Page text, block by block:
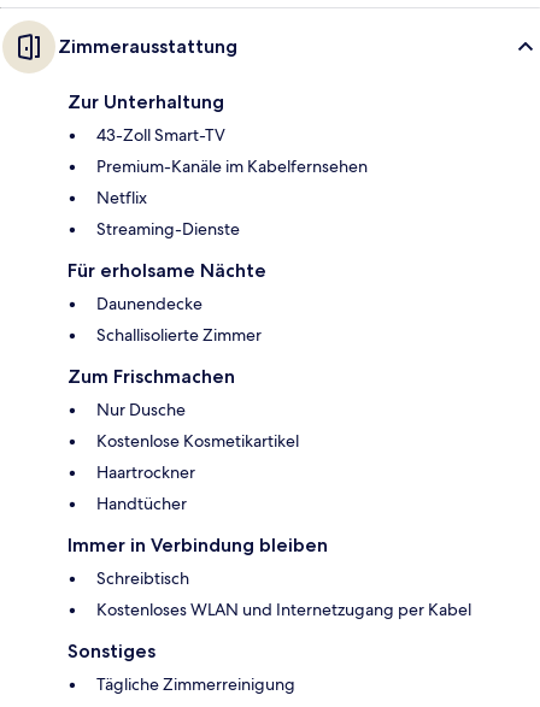
Zimmerausstattung
Zur Unterhaltung
43-Zoll Smart-TV
Premium-Kanäle im Kabelfernsehen
Netflix
Streaming-Dienste
Für erholsame Nächte
Daunendecke
Schallisolierte Zimmer
Zum Frischmachen
Nur Dusche
Kostenlose Kosmetikartikel
Haartrockner
Handtücher
Immer in Verbindung bleiben
Schreibtisch
Kostenloses WLAN und Internetzugang per Kabel
Sonstiges
Tägliche Zimmerreinigung